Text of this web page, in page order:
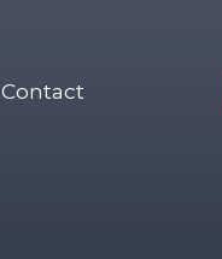
Contact